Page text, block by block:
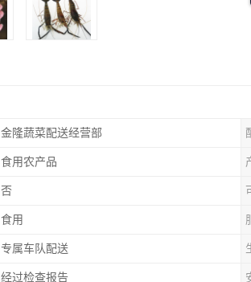
金隆蔬菜配送经营部
食用农产品
否
食用
专属车队配送
经过检查报告